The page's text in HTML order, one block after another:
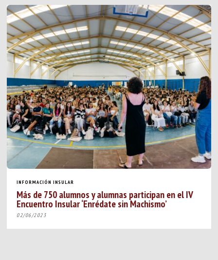
INFORMACIÓN INSULAR
Más de 750 alumnos y alumnas participan en el IV
Encuentro Insular ‘Enrédate sin Machismo’
02/06/2023